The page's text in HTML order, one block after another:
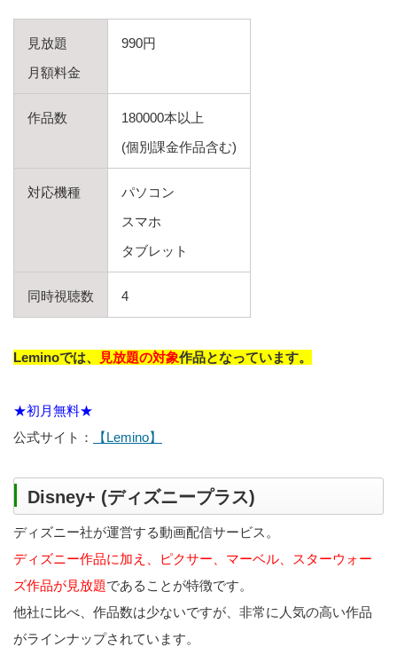
見放題
月額料金
990円
作品数
180000本以上
(個別課金作品含む)
対応機種
パソコン
スマホ
タブレット
同時視聴数 4
Leminoでは、 見放題の対象作品となっています。
★初月無料★
公式サイト：
【Lemino】
Disney+ (ディズニープラス)
ディズニー社が運営する動画配信サービス。
ディズニー作品に加え、ピクサー、マーベル、スターウォー
ズ作品が見放題であることが特徴です。
他社に比べ、作品数は少ないですが、非常に人気の高い作品
がラインナップされています。